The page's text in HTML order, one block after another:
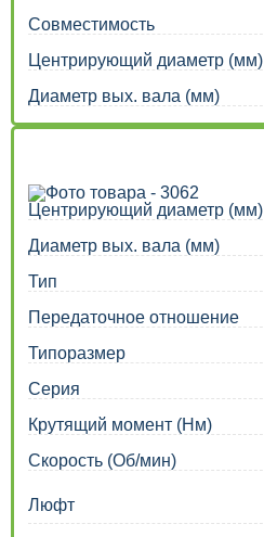
Совместимость
Центрирующий диаметр (мм)
Диаметр вых. вала (мм)
Центрирующий диаметр (мм)
Диаметр вых. вала (мм)
Тип
Передаточное отношение
Типоразмер
Серия
Крутящий момент (Нм)
Скорость (Об/мин)
Люфт